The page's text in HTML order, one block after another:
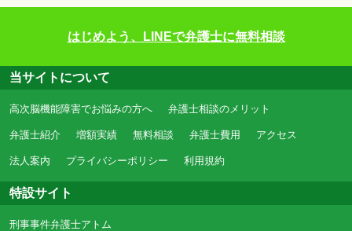
はじめよう、LINEで弁護士に無料相談
当サイトについて
高次脳機能障害でお悩みの方へ 弁護士相談のメリット
弁護士紹介 増額実績 無料相談 弁護士費用 アクセス
法人案内 プライバシーポリシー 利用規約
特設サイト
刑事事件弁護士アトム